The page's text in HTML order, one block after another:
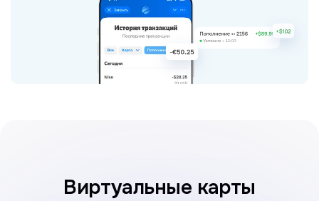
Виртуальные карты